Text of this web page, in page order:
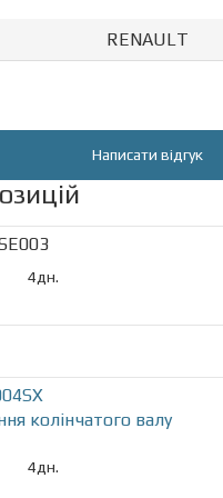
RENAULT
Написати відгук
4дн.
колінчатого валу
4дн.